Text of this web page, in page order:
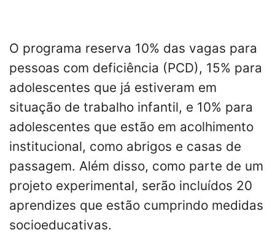
O programa reserva 10% das vagas para
pessoas com deficiência (PCD), 15% para
adolescentes que já estiveram em
situação de trabalho infantil, e 10% para
adolescentes que estão em acolhimento
institucional, como abrigos e casas de
passagem. Além disso, como parte de um
projeto experimental, serão incluídos 20
aprendizes que estão cumprindo medidas
socioeducativas.